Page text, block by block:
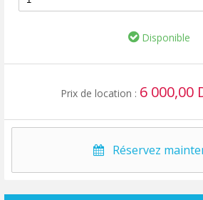
Disponible
Prix de location : 6 000,00
Réservez